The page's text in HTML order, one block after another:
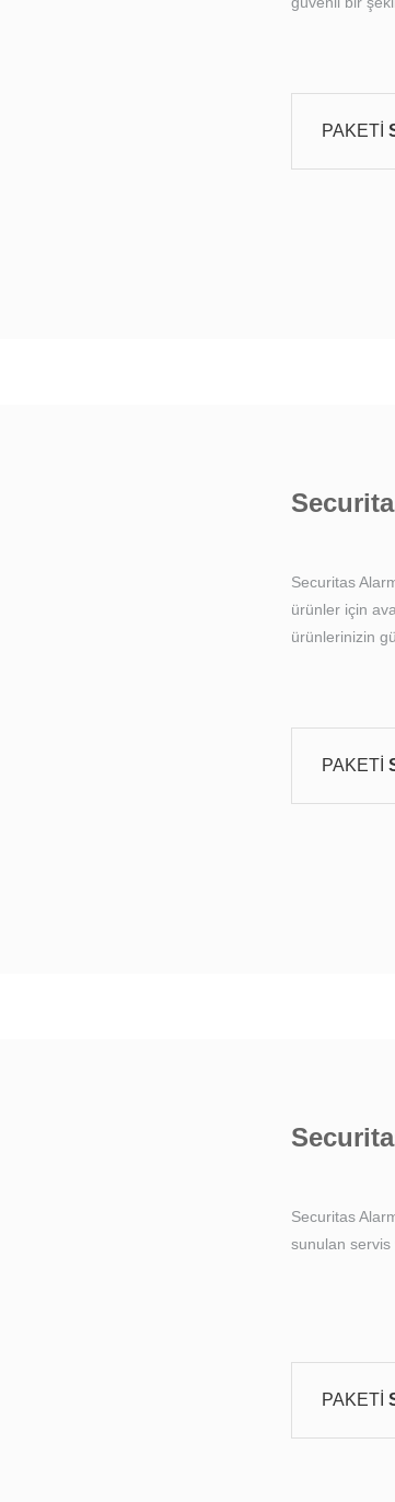
PAKETİ
Securitas
ürünler için
ürünlerinizin
PAKETİ
Securitas
sunulan servis
PAKETİ